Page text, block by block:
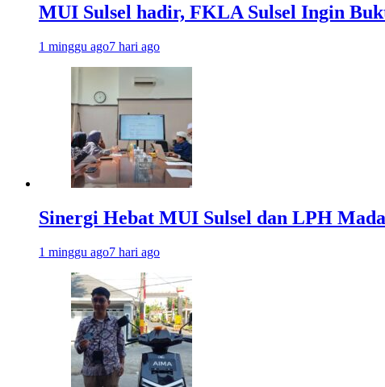
MUI Sulsel hadir, FKLA Sulsel Ingin
1 minggu ago7 hari ago
Sinergi Hebat MUI Sulsel dan LPH
1 minggu ago7 hari ago